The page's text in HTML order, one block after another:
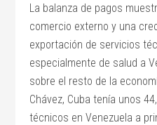
La balanza de pagos
comercio externo y una
exportación de servicios
especialmente de salud a
sobre el resto de la
Chávez, Cuba tenía unos
técnicos en Venezuela a